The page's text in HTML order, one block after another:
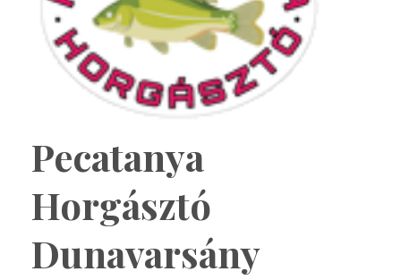
Pecatanya
Horgásztó
Dunavarsány